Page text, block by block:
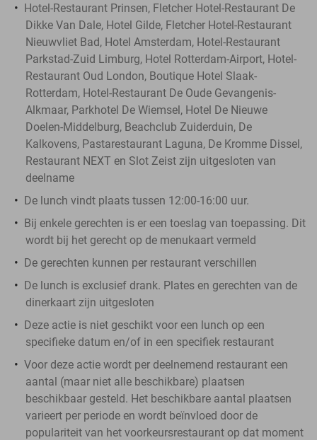
Hotel-Restaurant Prinsen, Fletcher Hotel-Restaurant De
Dikke Van Dale, Hotel Gilde, Fletcher Hotel-Restaurant
Nieuwvliet Bad, Hotel Amsterdam, Hotel-Restaurant
Parkstad-Zuid Limburg, Hotel Rotterdam-Airport, Hotel-
Restaurant Oud London, Boutique Hotel Slaak-
Rotterdam, Hotel-Restaurant De Oude Gevangenis-
Alkmaar, Parkhotel De Wiemsel, Hotel De Nieuwe
Doelen-Middelburg, Beachclub Zuiderduin, De
Kalkovens, Pastarestaurant Laguna, De Kromme Dissel,
Restaurant NEXT en Slot Zeist zijn uitgesloten van
deelname
De lunch vindt plaats tussen 12:00-16:00 uur.
Bij enkele gerechten is er een toeslag van toepassing. Dit
wordt bij het gerecht op de menukaart vermeld
De gerechten kunnen per restaurant verschillen
De lunch is exclusief drank. Plates en gerechten van de
dinerkaart zijn uitgesloten
Deze actie is niet geschikt voor een lunch op een
specifieke datum en/of in een specifiek restaurant
Voor deze actie wordt per deelnemend restaurant een
aantal (maar niet alle beschikbare) plaatsen
beschikbaar gesteld. Het beschikbare aantal plaatsen
varieert per periode en wordt beïnvloed door de
populariteit van het voorkeursrestaurant op dat moment